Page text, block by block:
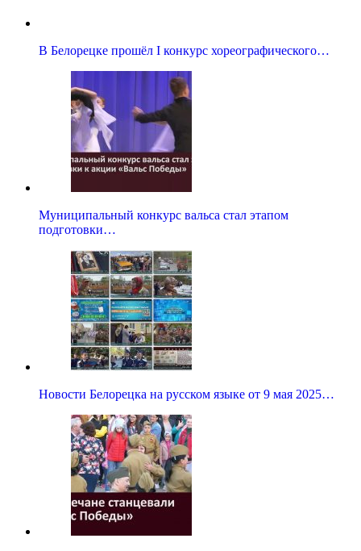
В Белорецке прошёл I конкурс хореографического…
Муниципальный конкурс вальса стал этапом
подготовки…
Новости Белорецка на русском языке от 9 мая 2025…